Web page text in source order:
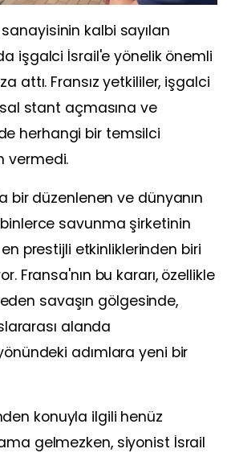
kalbi sayılan
işgalci İsrail'e yönelik önemli
attı. Fransız yetkililer, işgalci
stant açmasına ve
herhangi bir temsilci
vermedi.
bir düzenlenen ve dünyanın
savunma şirketinin
en prestijli etkinliklerinden biri
Fransa'nın bu kararı, özellikle
savaşın gölgesinde,
alanda
adımlara yeni bir
konuyla ilgili henüz
gelmezken, siyonist İsrail